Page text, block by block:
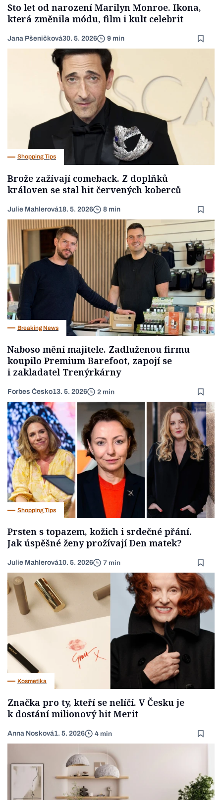
Sto let od narození Marilyn Monroe. Ikona,
která změnila módu, film i kult celebrit
Jana Pšeničková30. 5. 2026 9 min
Shopping Tips
Brože zažívají comeback. Z doplňků
královen se stal hit červených koberců
Julie Mahlerová18. 5. 2026 8 min
Breaking News
Naboso mění majitele. Zadluženou firmu
koupilo Premium Barefoot, zapojí se
i zakladatel Trenýrkárny
Forbes Česko13. 5. 2026 2 min
Shopping Tips
Prsten s topazem, kožich i srdečné přání.
Jak úspěšné ženy prožívají Den matek?
Julie Mahlerová10. 5. 2026 7 min
Kosmetika
Značka pro ty, kteří se nelíčí. V Česku je
k dostání milionový hit Merit
Anna Nosková1. 5. 2026 4 min